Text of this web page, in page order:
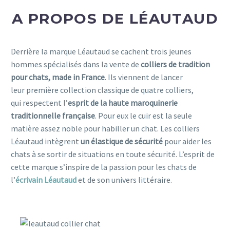
A PROPOS DE LÉAUTAUD
Derrière la marque Léautaud se cachent trois jeunes
hommes spécialisés dans la vente de colliers de tradition
pour chats, made in France. Ils viennent de lancer
leur première collection classique de quatre colliers,
qui respectent l’esprit de la haute maroquinerie
traditionnelle française. Pour eux le cuir est la seule
matière assez noble pour habiller un chat. Les colliers
Léautaud intègrent un élastique de sécurité pour aider les
chats à se sortir de situations en toute sécurité. L’esprit de
cette marque s’inspire de la passion pour les chats de
l’écrivain Léautaudet de son univers littéraire.